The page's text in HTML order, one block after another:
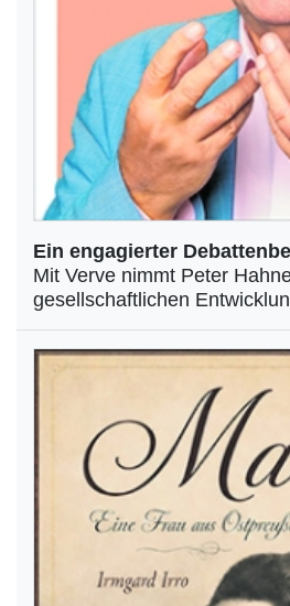
Ein engagierter
Mit Verve nimmt Peter
gesellschaftlichen